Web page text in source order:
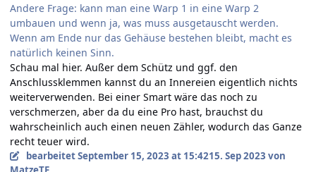
Andere Frage: kann man eine Warp 1 in eine Warp 2
umbauen und wenn ja, was muss ausgetauscht werden.
Wenn am Ende nur das Gehäuse bestehen bleibt, macht es
natürlich keinen Sinn.
Schau mal hier. Außer dem Schütz und ggf. den
Anschlussklemmen kannst du an Innereien eigentlich nichts
weiterverwenden. Bei einer Smart wäre das noch zu
verschmerzen, aber da du eine Pro hast, brauchst du
wahrscheinlich auch einen neuen Zähler, wodurch das Ganze
recht teuer wird.
bearbeitetSeptember 15, 2023 at 15:4215. Sep 2023 von